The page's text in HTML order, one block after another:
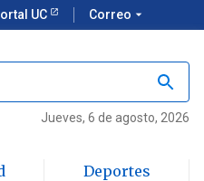
UC Correo arrow_drop_down
Jueves, 6 de agosto, 2026
Deportes